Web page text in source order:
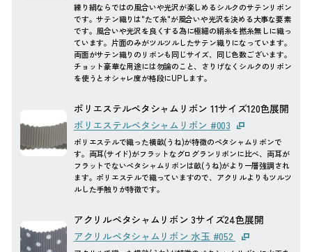
練り絹ならではの風合いや光沢が楽しめるシルクのサテンリボン
です。サテン織りは"たて糸"が風合いや光沢を決める大事な要素
です。風合いや光沢を良くする為に極細の絹糸を撚糸無しに織っ
ています。片面のみがツルツルしたサテン織りになっています。
両面がサテン織りのリボンも同じサイズ、同じ色数ございます。
チョット豪華な用途には勿論のこと、さりげなくシルクのリボン
を使うとオシャレ度が格段にUPします。
ポリエステルペタシャムリボン 11サイズ120色展開
ポリエステルペタシャムリボン #003
ポリエステルで織った横畝(うね)が特徴のペタシャムリボンで
す。両耳(サイド)がフラットなグログランリボンに比べ、両耳が
フラットでないペタシャムリボンは畝(うね)がより一層強調され
ます。ポリエステルで織っていますので、アクリルよりもツルツ
ルした手触りが特徴です。
アクリルペタシャムリボン 3サイズ24色展開
アクリルペタシャムリボン 水玉 #052